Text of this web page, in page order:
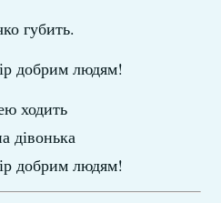
губить.
добрим людям!
ходить
дівонька
добрим людям!